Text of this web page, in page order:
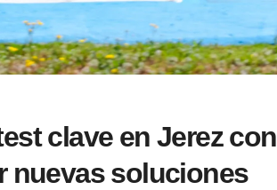
clave en Jerez con
nuevas soluciones